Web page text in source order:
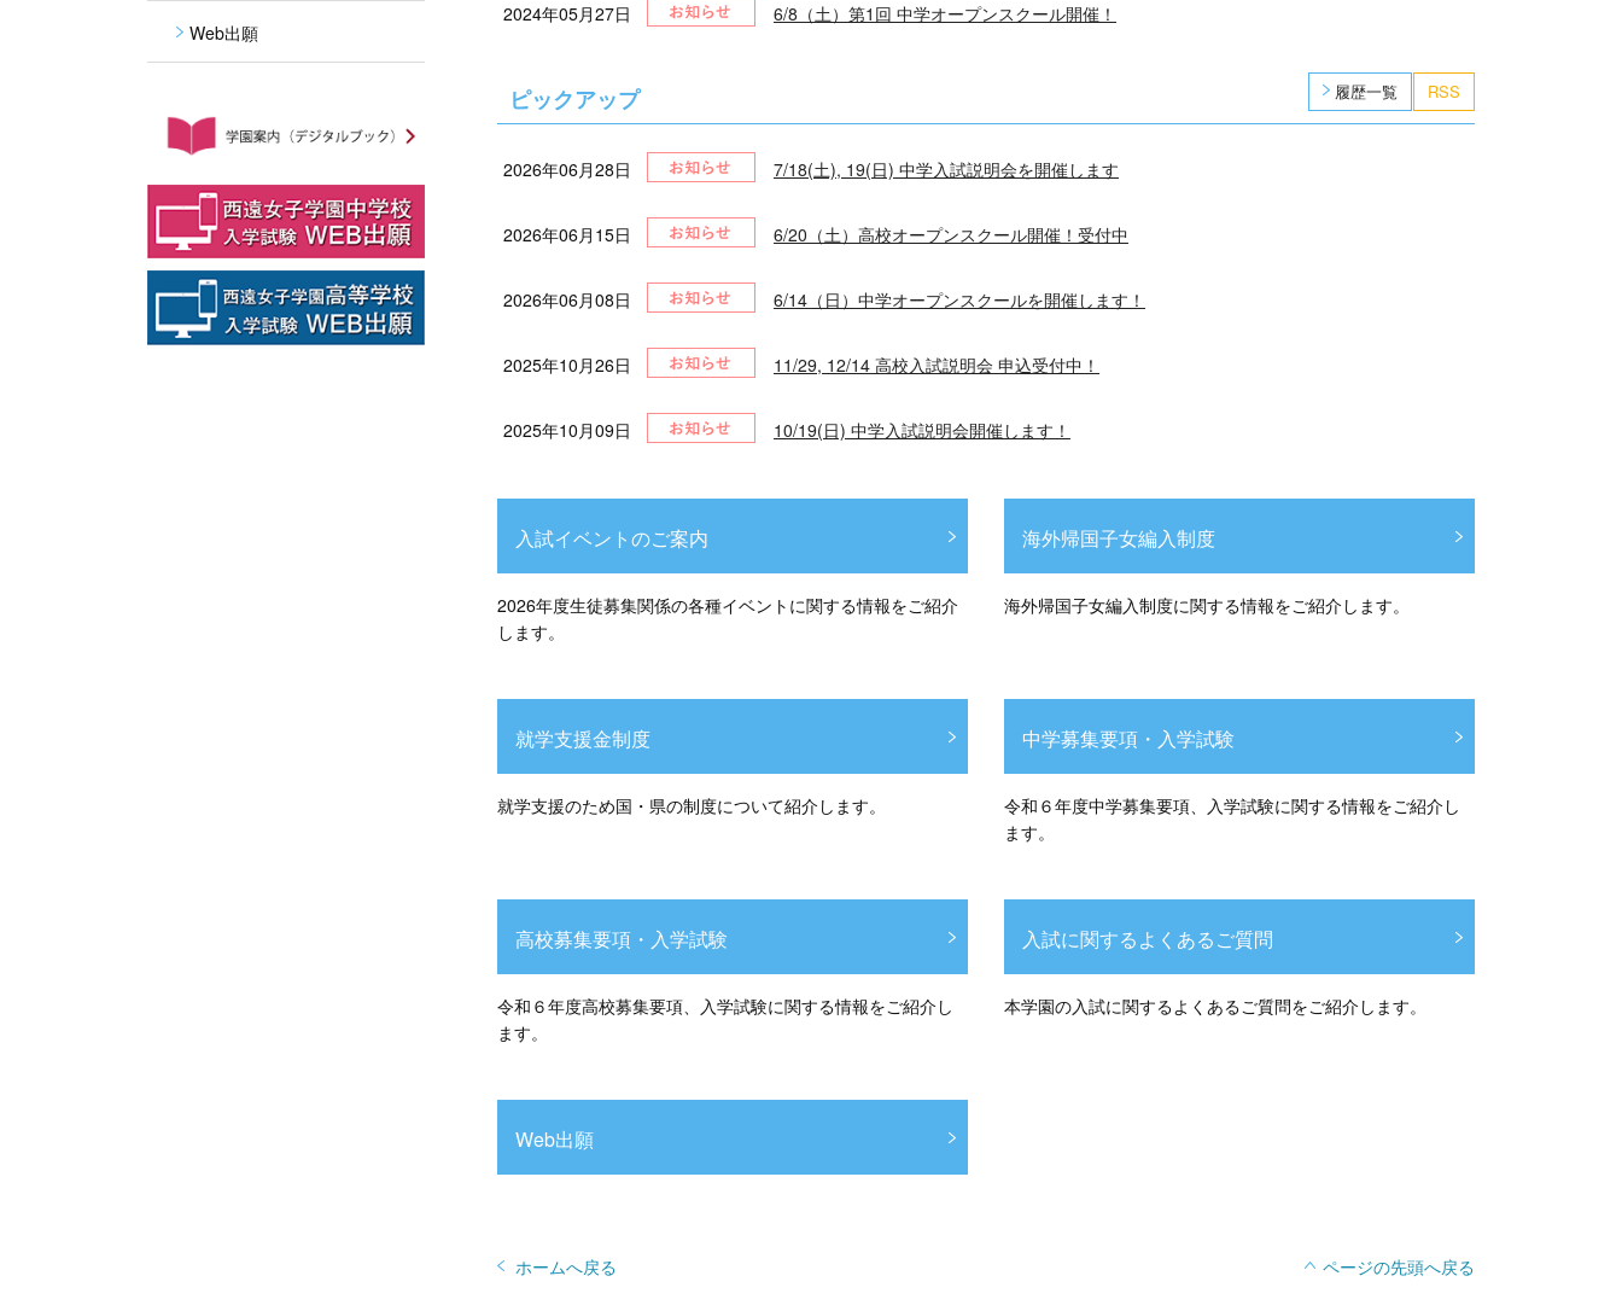
2024年05月27日 6/8（土）第1回 中学オープンスクール開催！
ピックアップ 履歴一覧 RSS
2026年06月28日 7/18(土), 19(日) 中学入試説明会を開催します
2026年06月15日 6/20（土）高校オープンスクール開催！受付中
2026年06月08日 6/14（日）中学オープンスクールを開催します！
2025年10月26日 11/29, 12/14 高校入試説明会 申込受付中！
2025年10月09日 10/19(日) 中学入試説明会開催します！
入試イベントのご案内
2026年度生徒募集関係の各種イベントに関する情報をご紹介
します。
海外帰国子女編入制度
海外帰国子女編入制度に関する情報をご紹介します。
就学支援金制度
就学支援のため国・県の制度について紹介します。
中学募集要項・入学試験
令和６年度中学募集要項、入学試験に関する情報をご紹介し
ます。
高校募集要項・入学試験
令和６年度高校募集要項、入学試験に関する情報をご紹介し
ます。
入試に関するよくあるご質問
本学園の入試に関するよくあるご質問をご紹介します。
Web出願
Web出願
ホームへ戻る ページの先頭へ戻る